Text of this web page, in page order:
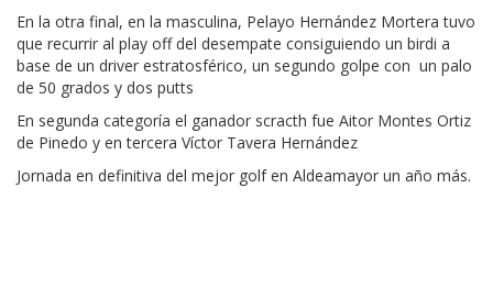
En la otra final, en la masculina, Pelayo Hernández Mortera tuvo
que recurrir al play off del desempate consiguiendo un birdi a
base de un driver estratosférico, un segundo golpe con un palo
de 50 grados y dos putts
En segunda categoría el ganador scracth fue Aitor Montes Ortiz
de Pinedo y en tercera Víctor Tavera Hernández
Jornada en definitiva del mejor golf en Aldeamayor un año más.